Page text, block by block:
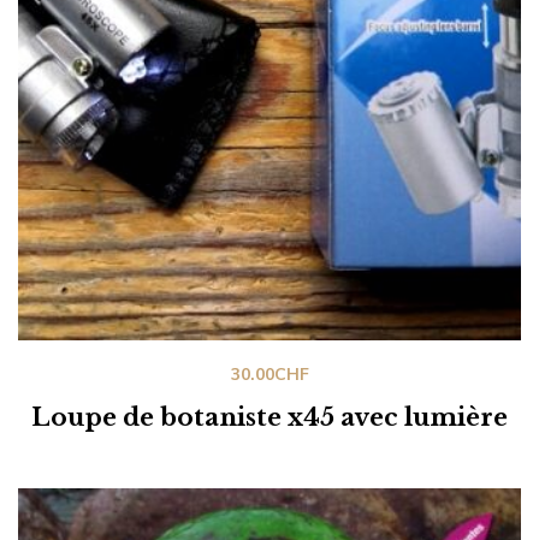
Loupe de botaniste x45 avec lumière
30.00CHF